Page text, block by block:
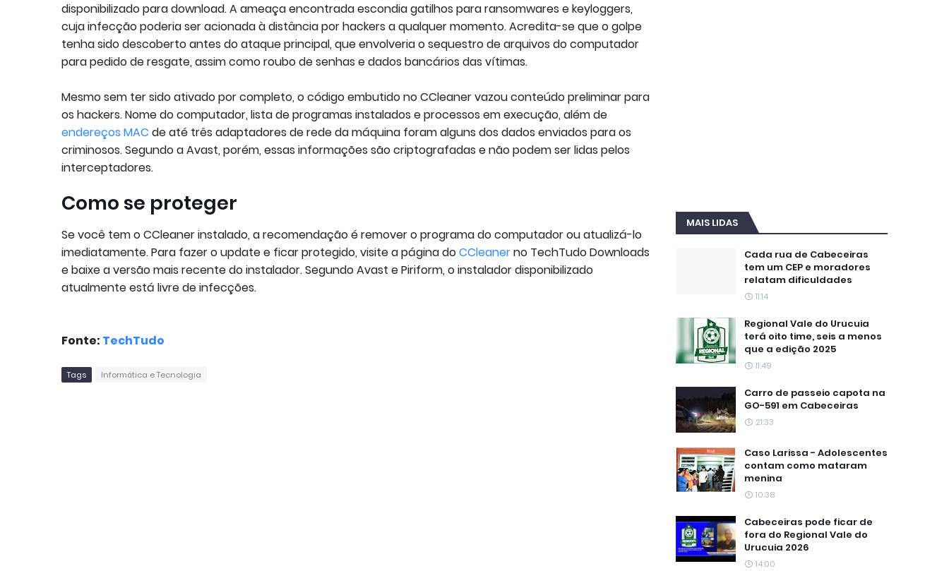
disponibilizado para download. A ameaça encontrada escondia gatilhos para ransomwares e keyloggers,
cuja infecção poderia ser acionada à distância por hackers a qualquer momento. Acredita-se que o golpe
tenha sido descoberto antes do ataque principal, que envolveria o sequestro de arquivos do computador
para pedido de resgate, assim como roubo de senhas e dados bancários das vítimas.
Mesmo sem ter sido ativado por completo, o código embutido no CCleaner vazou conteúdo preliminar para
os hackers. Nome do computador, lista de programas instalados e processos em execução, além de
endereços MAC de até três adaptadores de rede da máquina foram alguns dos dados enviados para os
criminosos. Segundo a Avast, porém, essas informações são criptografadas e não podem ser lidas pelos
interceptadores.
Como se proteger
Se você tem o CCleaner instalado, a recomendação é remover o programa do computador ou atualizá-lo
imediatamente. Para fazer o update e ficar protegido, visite a página doCCleanerno TechTudo Downloads
e baixe a versão mais recente do instalador. Segundo Avast e Piriform, o instalador disponibilizado
atualmente está livre de infecções.
Fonte: TechTudo
Tags Informática e Tecnologia
MAIS LIDAS
Cada rua de Cabeceiras
tem um CEP e moradores
relatam dificuldades
11:14
Regional Vale do Urucuia
terá oito time, seis a menos
que a edição 2025
11:49
Carro de passeio capota na
GO-591 em Cabeceiras
21:33
Caso Larissa - Adolescentes
contam como mataram
menina
10:38
Cabeceiras pode ficar de
fora do Regional Vale do
Urucuia 2026
14:00